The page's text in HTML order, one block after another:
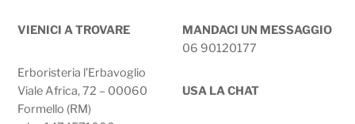
VIENICI A TROVARE
Erboristeria l’Erbavoglio
Viale Africa, 72 – 00060
Formello (RM)
MANDACI UN MESSAGGIO
06 90120177
USA LA CHAT